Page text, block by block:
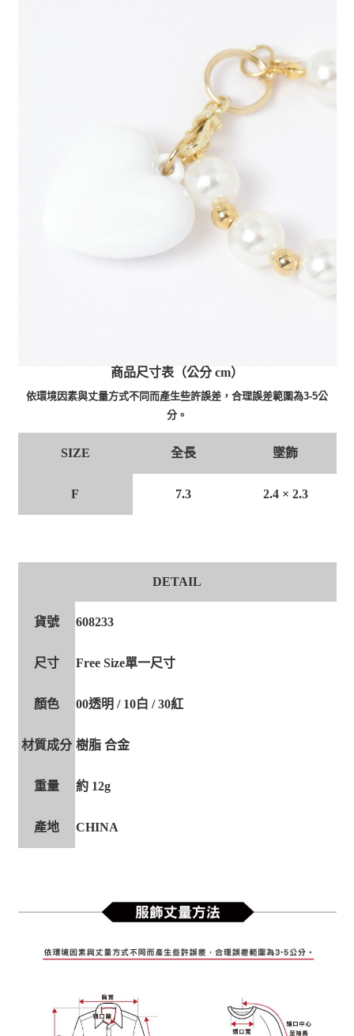
商品尺寸表（公分 cm）
依環境因素與丈量方式不同而產生些許誤差，合理誤差範圍為3-5公
分。
SIZE 全長 墜飾
F 7.3 2.4 × 2.3
DETAIL
貨號 608233
尺寸 Free Size單一尺寸
顏色 00透明 / 10白 / 30紅
材質成分 樹脂 合金
重量 約 12g
產地 CHINA